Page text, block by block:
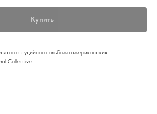
Купить
студийного альбома американских
Collective